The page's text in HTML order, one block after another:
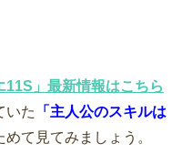
11S」最新情報はこちら
いた
「主人公のスキルは
めて見てみましょう。